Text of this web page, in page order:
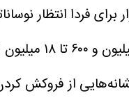
تومان و
از فروکش